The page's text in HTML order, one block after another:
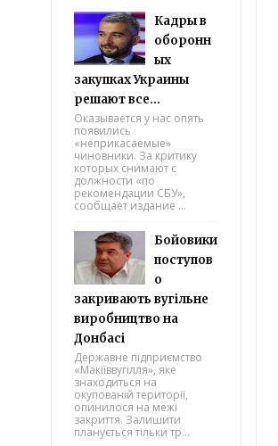
Кадры в
оборонн
ых
закупках Украины
решают все...
Оказывается у нас опять
появились
«неприкасаемые»
чиновники. За критику
которых снимают с
должности «по
рекомендации СБУ»,
сообщает издание ...
Бойовики
поступов
о
закривають вугільне
виробництво на
Донбасі
Державне підприємство
«Макіїввугілля», яке
знаходиться на
окупованій території,
опинилося на межі
закриття. Залишити
планується тільки тр...